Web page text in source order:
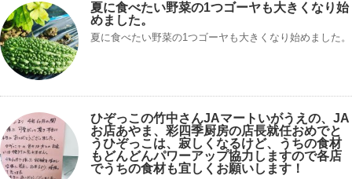
夏に食べたい野菜の1つゴーヤも大きくなり始
めました。
夏に食べたい野菜の1つゴーヤも大きくなり始めました。
ひぞっこの竹中さんJAマートいがうえの、JA
お店あやま、彩四季厨房の店長就任おめでと
う️ひぞっこは、寂しくなるけど、うちの食材
もどんどんパワーアップ協力しますので各店
でうちの食材も宜しくお願いします！